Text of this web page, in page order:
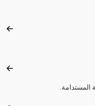
المستدامة.